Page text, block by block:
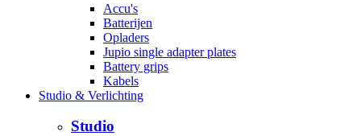
Accu's
Batterijen
Opladers
Jupio single adapter plates
Battery grips
Kabels
Studio & Verlichting
Studio